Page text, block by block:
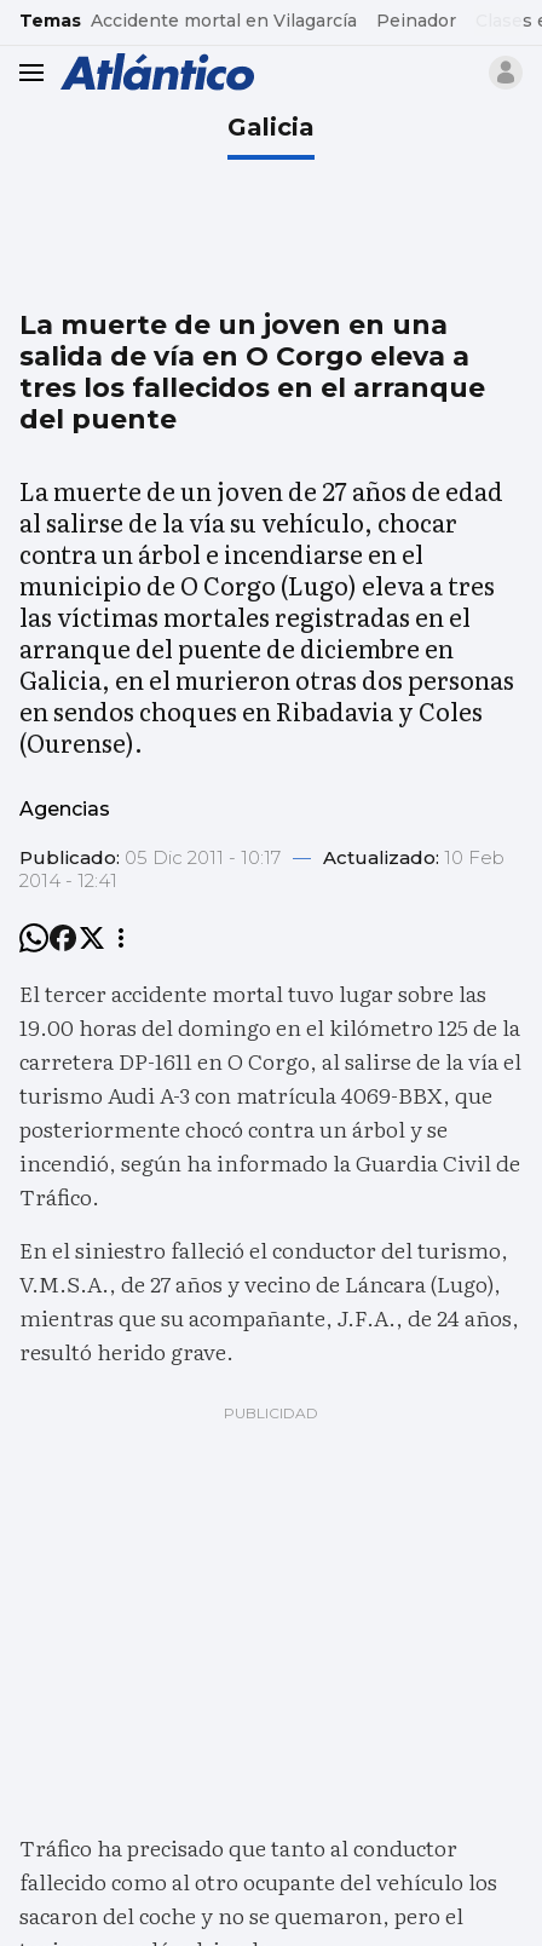
common.go-to-content
Temas Accidente mortal en Vilagarcía Peinador
header.menu.open
Galicia
La muerte de un joven en una
salida de vía en O Corgo eleva a
tres los fallecidos en el arranque
del puente
La muerte de un joven de 27 años de edad
al salirse de la vía su vehículo, chocar
contra un árbol e incendiarse en el
municipio de O Corgo (Lugo) eleva a tres
las víctimas mortales registradas en el
arranque del puente de diciembre en
Galicia, en el murieron otras dos personas
en sendos choques en Ribadavia y Coles
(Ourense).
Agencias
Publicado: 05 Dic 2011 - 10:17 — Actualizado: 10 Feb
2014 - 12:41
El tercer accidente mortal tuvo lugar sobre las
19.00 horas del domingo en el kilómetro 125 de la
carretera DP-1611 en O Corgo, al salirse de la vía el
turismo Audi A-3 con matrícula 4069-BBX, que
posteriormente chocó contra un árbol y se
incendió, según ha informado la Guardia Civil de
Tráfico.
En el siniestro falleció el conductor del turismo,
V.M.S.A., de 27 años y vecino de Láncara (Lugo),
mientras que su acompañante, J.F.A., de 24 años,
resultó herido grave.
Tráfico ha precisado que tanto al conductor
fallecido como al otro ocupante del vehículo los
sacaron del coche y no se quemaron, pero el